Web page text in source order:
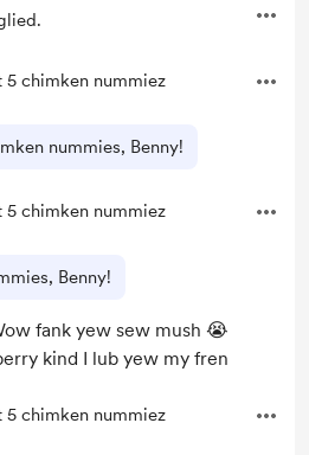
5 chimken nummiez
nummies, Benny!
5 chimken nummiez
Benny!
fank yew sew mush 😭
kind I lub yew my fren
5 chimken nummiez